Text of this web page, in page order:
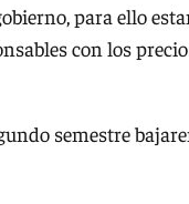
para ello
con los
semestre